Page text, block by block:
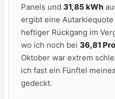
Panels und 31,85 kWh
ergibt eine Autarkiequote
heftiger Rückgang im
wo ich noch bei 36,81
Oktober war extrem
ich fast ein Fünftel
gedeckt.